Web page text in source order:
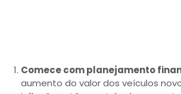
Comece com planejamento
aumento do valor dos veículos